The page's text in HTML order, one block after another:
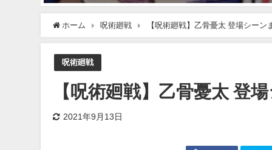
ホーム 呪術廻戦 【呪術廻戦】乙骨憂太 登場シーン
呪術廻戦
【呪術廻戦】乙骨憂太 登
2021年9月13日